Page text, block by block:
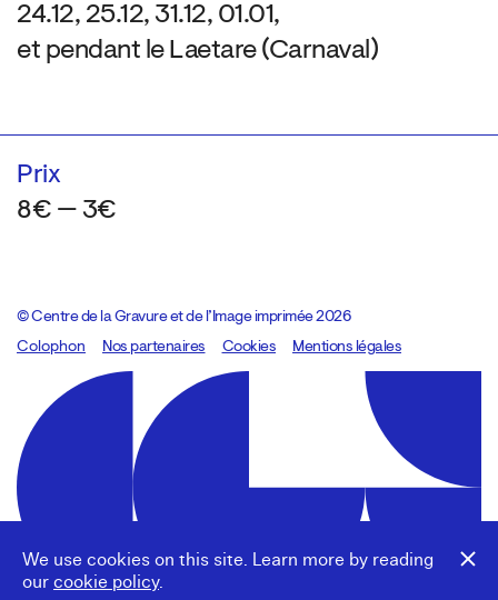
We use cookies on this site. Learn more by reading
our cookie policy.
24.12, 25.12, 31.12, 01.01,
et pendant le Laetare (Carnaval)
Prix
8€ — 3€
© Centre de la Gravure et de l’Image imprimée 2026
Colophon
Design:Marcel Kaczmarek, code:8080.studio
Nos partenaires Cookies Mentions légales